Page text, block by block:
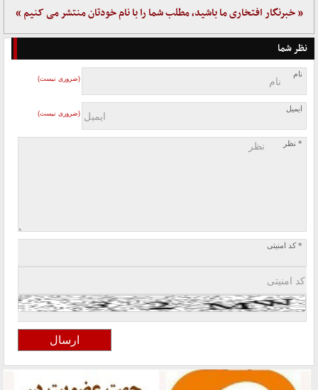
« خبرنگار افتخاری ما باشید، مطلب شما را با نام خودتان منتشر می کنیم »
نظر شما
نام
(ضروری نیست)
ایمیل
(ضروری نیست)
* نظر
* کد امنیتی